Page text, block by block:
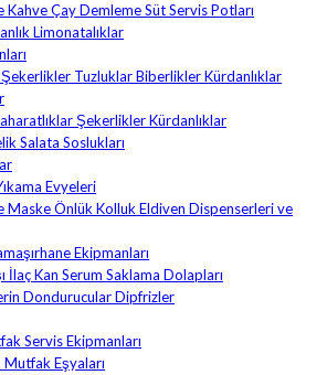
Kahve Çay Demleme Süt Servis Potları
Limonatalıklar
Tuzluklar Biberlikler Kürdanlıklar
Şekerlikler Kürdanlıklar
Salata Soslukları
Evyeleri
Maske Önlük Kolluk Eldiven Dispenserleri ve
Ekipmanları
İlaç Kan Serum Saklama Dolapları
Dondurucular Dipfrizler
Servis Ekipmanları
Eşyaları